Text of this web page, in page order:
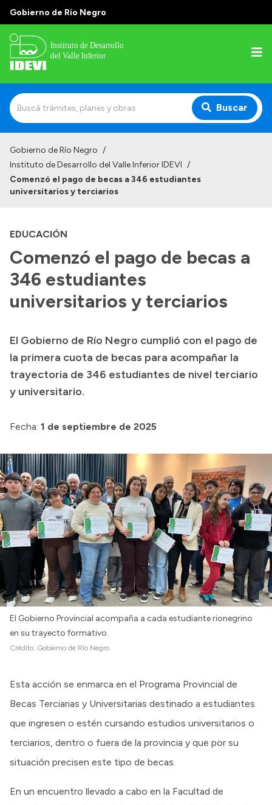
Gobierno de Río Negro
Buscar
Institucional
Normativa
Historia
Gobierno de Río Negro /
Instituto de Desarrollo del Valle Inferior IDEVI /
Comenzó el pago de becas a 346 estudiantes
universitarios y terciarios
EDUCACIÓN
Comenzó el pago de becas a
346 estudiantes
universitarios y terciarios
El Gobierno de Río Negro cumplió con el pago de
la primera cuota de becas para acompañar la
trayectoria de 346 estudiantes de nivel terciario
y universitario.
Fecha: 1 de septiembre de 2025
El Gobierno Provincial acompaña a cada estudiante rionegrino
en su trayecto formativo.
Crédito: Gobierno de Río Negro
Esta acción se enmarca en el Programa Provincial de
Becas Terciarias y Universitarias destinado a estudiantes
que ingresen o estén cursando estudios universitarios o
terciarios, dentro o fuera de la provincia y que por su
situación precisen este tipo de becas.
En un encuentro llevado a cabo en la Facultad de